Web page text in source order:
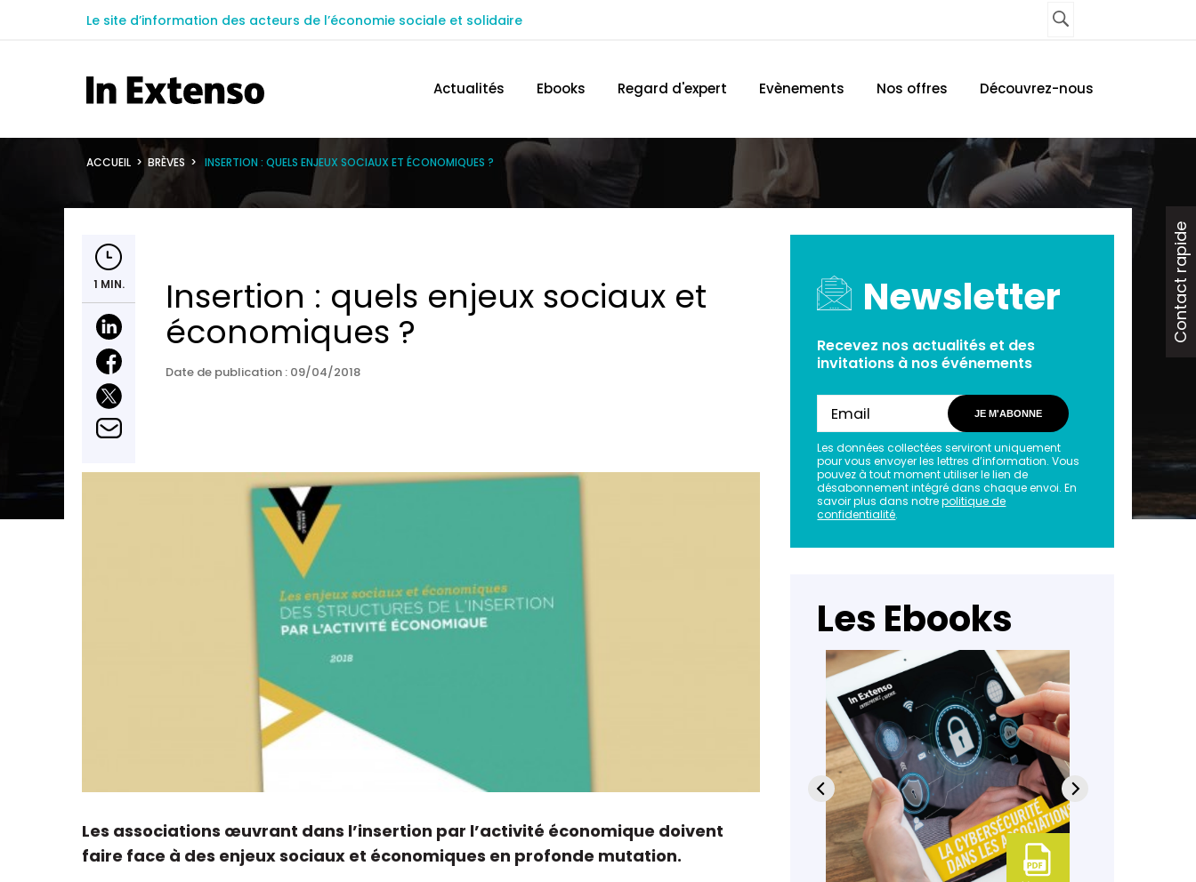
Le site d’information des acteurs de l’économie sociale et solidaire
Actualités Ebooks Regard d'expert Evènements Nos offres Découvrez-nous
ACCUEIL > BRÈVES > INSERTION : QUELS ENJEUX SOCIAUX ET ÉCONOMIQUES ?
1 MIN. Insertion : quels enjeux sociaux et
économiques ?
Date de publication : 09/04/2018
Les associations œuvrant dans l’insertion par l’activité économique doivent
faire face à des enjeux sociaux et économiques en profonde mutation.
Newsletter
Recevez nos actualités et des
invitations à nos événements
JE M'ABONNE
Les données collectées serviront uniquement
pour vous envoyer les lettres d’information. Vous
pouvez à tout moment utiliser le lien de
désabonnement intégré dans chaque envoi. En
savoir plus dans notrepolitique de
confidentialité.
Les Ebooks
Contact rapide